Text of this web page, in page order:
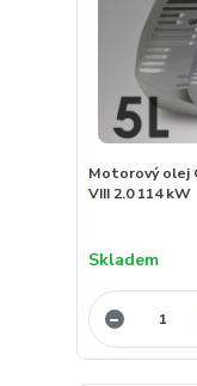
Motorový olej
VIII 2.0 114 kW
Skladem